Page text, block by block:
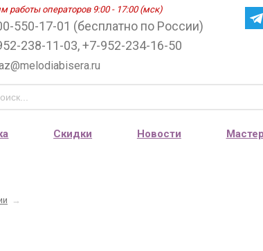
работы операторов 9:00 - 17:00 (мск)
550-17-01 (бесплатно по России)
238-11-03, +7-952-234-16-50
Скидки Новости
→